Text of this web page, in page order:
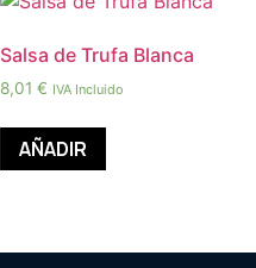
Salsa de Trufa Blanca
8,01 € IVA Incluido
AÑADIR